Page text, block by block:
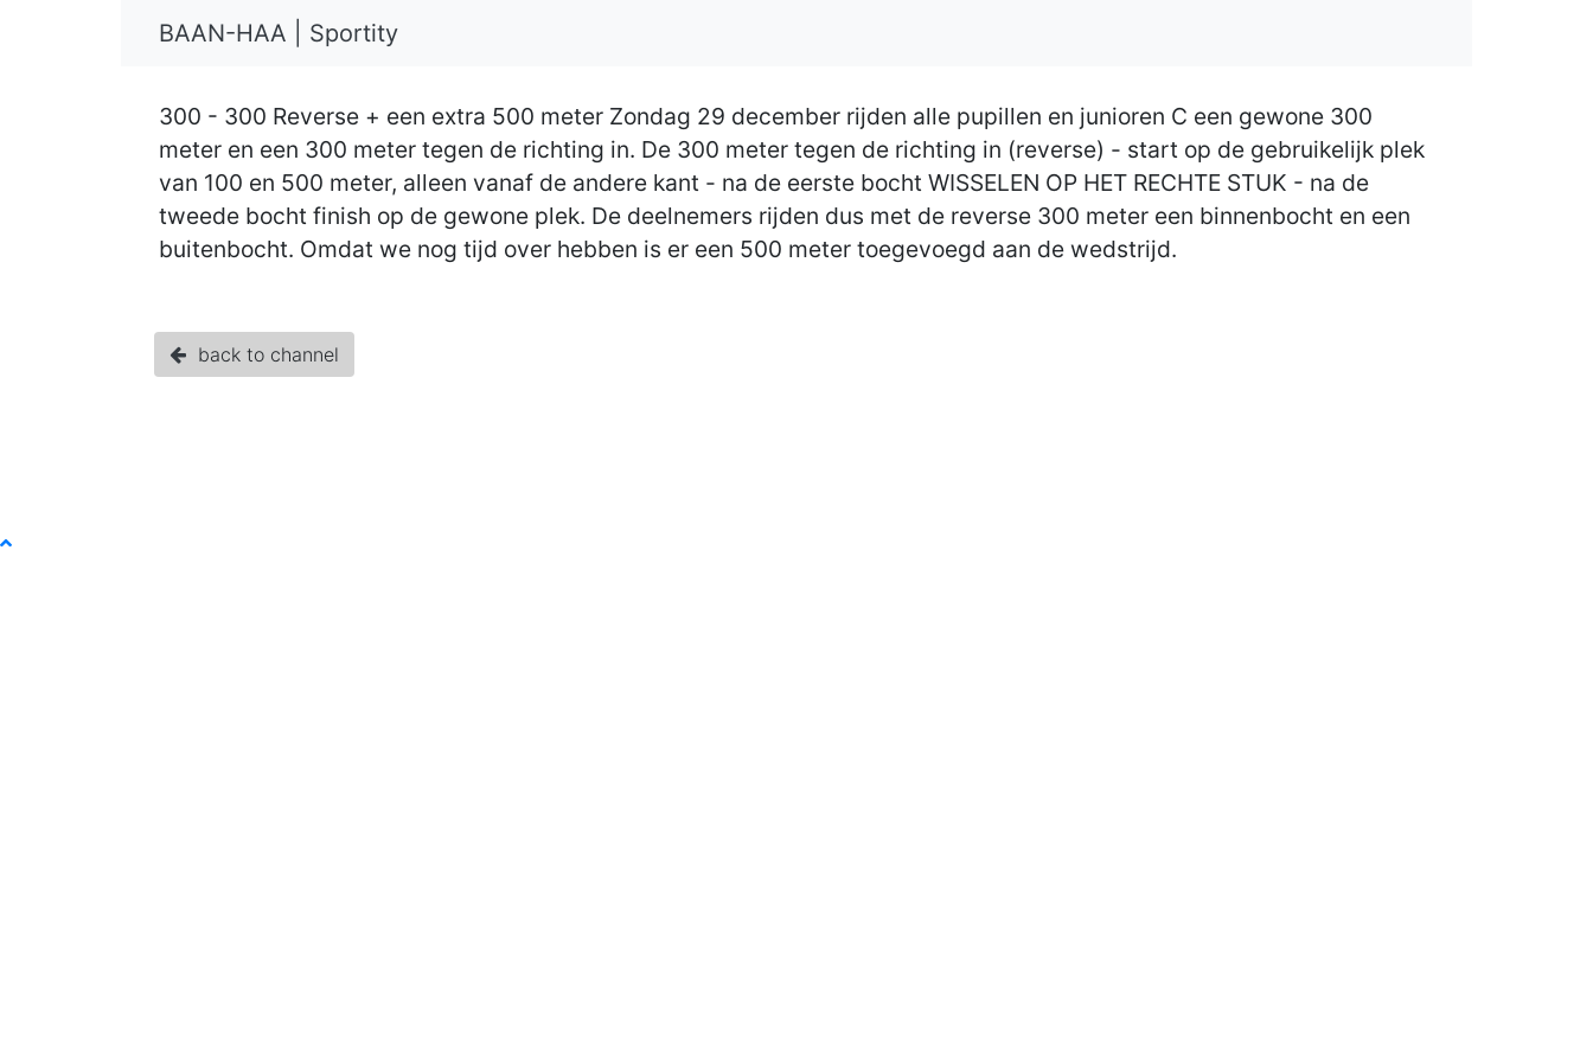
BAAN-HAA | Sportity
300 - 300 Reverse + een extra 500 meter Zondag 29 december rijden alle pupillen en junioren C een gewone 300
meter en een 300 meter tegen de richting in. De 300 meter tegen de richting in (reverse) - start op de gebruikelijk plek
van 100 en 500 meter, alleen vanaf de andere kant - na de eerste bocht WISSELEN OP HET RECHTE STUK - na de
tweede bocht finish op de gewone plek. De deelnemers rijden dus met de reverse 300 meter een binnenbocht en een
buitenbocht. Omdat we nog tijd over hebben is er een 500 meter toegevoegd aan de wedstrijd.
back to channel